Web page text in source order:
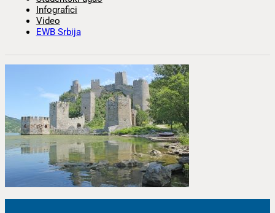
Infografici
Video
EWB Srbija